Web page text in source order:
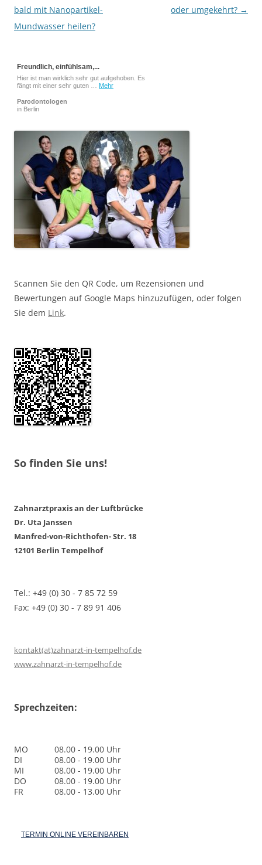
bald mit Nanopartikel-
Mundwasser heilen?
oder umgekehrt? →
Freundlich, einfühlsam,...
Hier ist man wirklich sehr gut aufgehoben. Es
fängt mit einer sehr guten … Mehr
Parodontologen
in Berlin
Scannen Sie den QR Code, um Rezensionen und
Bewertungen auf Google Maps hinzuzufügen, oder folgen
Sie dem Link.
So finden Sie uns!
Zahnarztpraxis an der Luftbrücke
Dr. Uta Janssen
Manfred-von-Richthofen- Str. 18
12101 Berlin Tempelhof
Tel.: +49 (0) 30 - 7 85 72 59
Fax: +49 (0) 30 - 7 89 91 406
kontakt(at)zahnarzt-in-tempelhof.de
www.zahnarzt-in-tempelhof.de
Sprechzeiten:
MO
08.00 - 19.00 Uhr
DI
08.00 - 19.00 Uhr
MI
08.00 - 19.00 Uhr
DO
08.00 - 19.00 Uhr
FR
08.00 - 13.00 Uhr
TERMIN ONLINE VEREINBAREN